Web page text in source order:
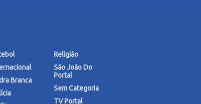
Branca
Religião
São João Do
Portal
Sem Categoria
TV Portal